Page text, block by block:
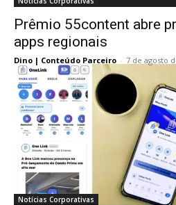
Prêmio 55content abre
apps regionais
Dino | Conteúdo Parceiro - 7 de agosto
Notícias Corporativas